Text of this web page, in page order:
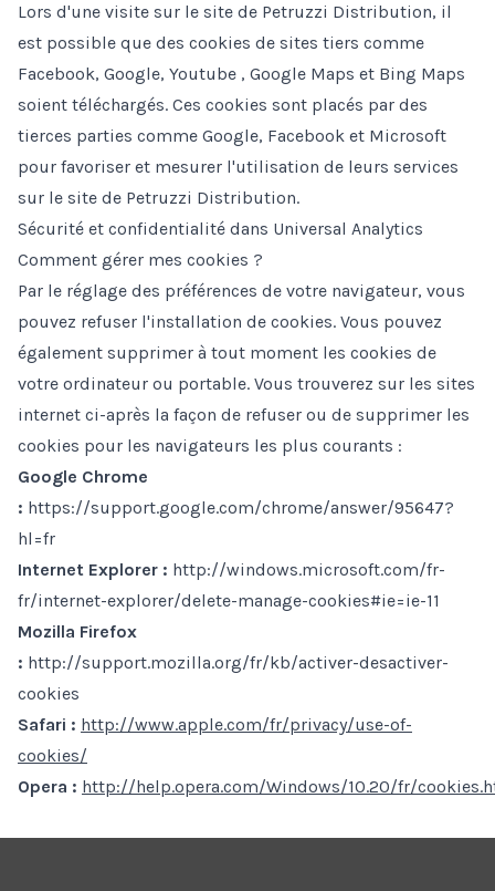
Lors d'une visite sur le site de Petruzzi Distribution, il
est possible que des cookies de sites tiers comme
Facebook, Google, Youtube , Google Maps et Bing Maps
soient téléchargés. Ces cookies sont placés par des
tierces parties comme Google, Facebook et Microsoft
pour favoriser et mesurer l'utilisation de leurs services
sur le site de Petruzzi Distribution.
Sécurité et confidentialité dans Universal Analytics
Comment gérer mes cookies ?
Par le réglage des préférences de votre navigateur, vous
pouvez refuser l'installation de cookies. Vous pouvez
également supprimer à tout moment les cookies de
votre ordinateur ou portable. Vous trouverez sur les sites
internet ci-après la façon de refuser ou de supprimer les
cookies pour les navigateurs les plus courants :
Google Chrome
: https://support.google.com/chrome/answer/95647?
hl=fr
Internet Explorer : http://windows.microsoft.com/fr-
fr/internet-explorer/delete-manage-cookies#ie=ie-11
Mozilla Firefox
: http://support.mozilla.org/fr/kb/activer-desactiver-
cookies
Safari : http://www.apple.com/fr/privacy/use-of-
cookies/
Opera : http://help.opera.com/Windows/10.20/fr/